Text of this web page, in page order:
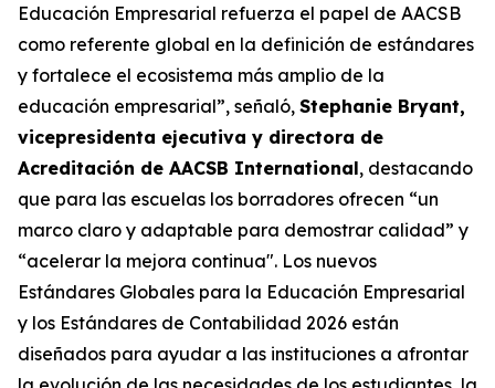
Educación Empresarial refuerza el papel de AACSB
como referente global en la definición de estándares
y fortalece el ecosistema más amplio de la
educación empresarial”, señaló, Stephanie Bryant,
vicepresidenta ejecutiva y directora de
Acreditación de AACSB International, destacando
que para las escuelas los borradores ofrecen “un
marco claro y adaptable para demostrar calidad” y
“acelerar la mejora continua". Los nuevos
Estándares Globales para la Educación Empresarial
y los Estándares de Contabilidad 2026 están
diseñados para ayudar a las instituciones a afrontar